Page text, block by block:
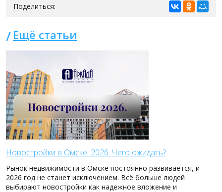
Поделиться:
Ещё статьи
Новостройки в Омске. 2026. Чего ожидать?
Рынок недвижимости в Омске постоянно развивается, и
2026 год не станет исключением. Всё больше людей
выбирают новостройки как надежное вложение и